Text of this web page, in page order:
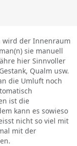
wird der Innenraum
sie manuell
hier Sinnvoller
Qualm usw.
die Umluft noch
ist die
kann es sowieso
nicht so viel mit
mit der